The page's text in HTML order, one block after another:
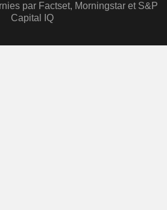
par Factset, Morningstar et S&P
Capital IQ